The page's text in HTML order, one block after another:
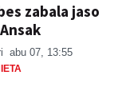
zabala jaso
abu 07, 13:55